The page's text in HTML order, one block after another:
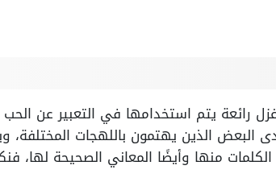
رائعة يتم استخدامها في التعبير عن
البعض الذين يهتمون باللهجات
منها وأيضًا المعاني الصحيحة